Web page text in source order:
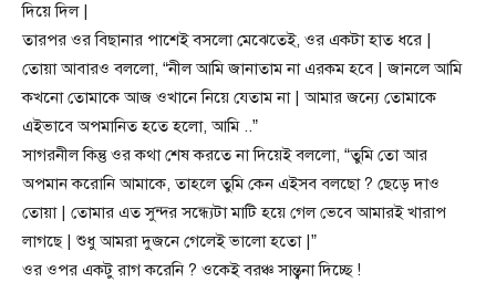
দিয়ে দিল |
তারপর ওর বিছানার পাশেই বসলো মেঝেতেই, ওর একটা হাত ধরে |
তোয়া আবারও বললো, “নীল আমি জানাতাম না এরকম হবে | জানলে আমি
কখনো তোমাকে আজ ওখানে নিয়ে যেতাম না | আমার জন্যে তোমাকে
এইভাবে অপমানিত হতে হলো, আমি ..”
সাগরনীল কিন্তু ওর কথা শেষ করতে না দিয়েই বললো, “তুমি তো আর
অপমান করোনি আমাকে, তাহলে তুমি কেন এইসব বলছো ? ছেড়ে দাও
তোয়া | তোমার এত সুন্দর সন্ধ্যেটা মাটি হয়ে গেল ভেবে আমারই খারাপ
লাগছে | শুধু আমরা দুজনে গেলেই ভালো হতো |”
ওর ওপর একটু রাগ করেনি ? ওকেই বরঞ্চ সান্ত্বনা দিচ্ছে !